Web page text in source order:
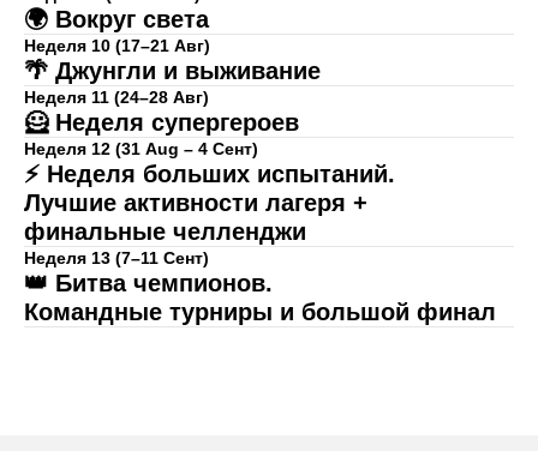
🌍 Вокруг света
Неделя 10 (17–21 Авг)
🌴 Джунгли и выживание
Неделя 11 (24–28 Авг)
🦸 Неделя супергероев
Неделя 12 (31 Aug – 4 Сент)
⚡ Неделя больших испытаний.
Лучшие активности лагеря +
финальные челленджи
Неделя 13 (7–11 Сент)
👑 Битва чемпионов.
Командные турниры и большой финал